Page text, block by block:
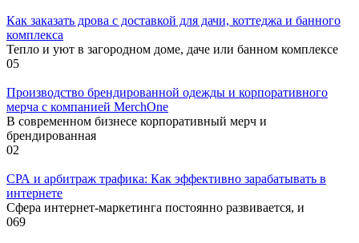
Как заказать дрова с доставкой для дачи, коттеджа и банного
комплекса
Тепло и уют в загородном доме, даче или банном комплексе
05
Производство брендированной одежды и корпоративного
мерча с компанией MerchOne
В современном бизнесе корпоративный мерч и
брендированная
02
СРА и арбитраж трафика: Как эффективно зарабатывать в
интернете
Сфера интернет-маркетинга постоянно развивается, и
069